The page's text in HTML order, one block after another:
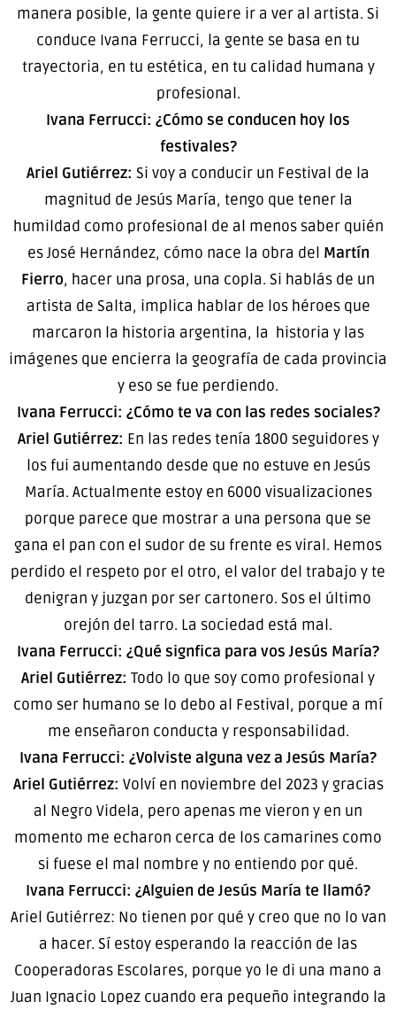
manera posible, la gente quiere ir a ver al artista. Si
conduce Ivana Ferrucci, la gente se basa en tu
trayectoria, en tu estética, en tu calidad humana y
profesional.
Ivana Ferrucci: ¿Cómo se conducen hoy los
festivales?
Ariel Gutiérrez: Si voy a conducir un Festival de la
magnitud de Jesús María, tengo que tener la
humildad como profesional de al menos saber quién
es José Hernández, cómo nace la obra del Martín
Fierro, hacer una prosa, una copla. Si hablás de un
artista de Salta, implica hablar de los héroes que
marcaron la historia argentina, la historia y las
imágenes que encierra la geografía de cada provincia
y eso se fue perdiendo.
Ivana Ferrucci: ¿Cómo te va con las redes sociales?
Ariel Gutiérrez: En las redes tenía 1800 seguidores y
los fui aumentando desde que no estuve en Jesús
María. Actualmente estoy en 6000 visualizaciones
porque parece que mostrar a una persona que se
gana el pan con el sudor de su frente es viral. Hemos
perdido el respeto por el otro, el valor del trabajo y te
denigran y juzgan por ser cartonero. Sos el último
orejón del tarro. La sociedad está mal.
Ivana Ferrucci: ¿Qué signfica para vos Jesús María?
Ariel Gutiérrez: Todo lo que soy como profesional y
como ser humano se lo debo al Festival, porque a mí
me enseñaron conducta y responsabilidad.
Ivana Ferrucci: ¿Volviste alguna vez a Jesús María?
Ariel Gutiérrez: Volví en noviembre del 2023 y gracias
al Negro Videla, pero apenas me vieron y en un
momento me echaron cerca de los camarines como
si fuese el mal nombre y no entiendo por qué.
Ivana Ferrucci: ¿Alguien de Jesús María te llamó?
Ariel Gutiérrez: No tienen por qué y creo que no lo van
a hacer. Sí estoy esperando la reacción de las
Cooperadoras Escolares, porque yo le di una mano a
Juan Ignacio Lopez cuando era pequeño integrando la